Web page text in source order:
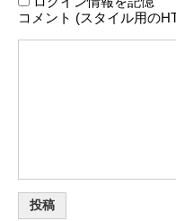
コメント (スタイル用の